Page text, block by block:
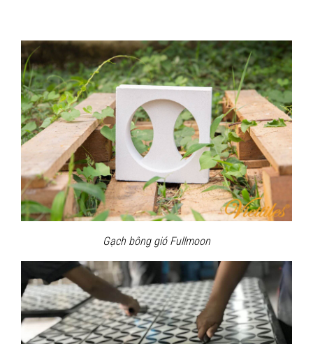
Gạch bông gió Fullmoon